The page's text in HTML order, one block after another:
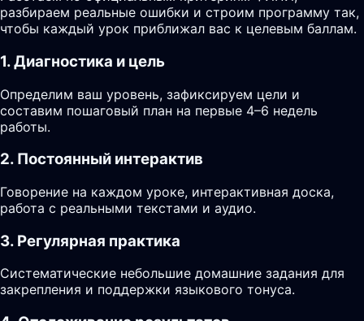
разбираем реальные ошибки и строим программу так,
чтобы каждый урок приближал вас к целевым баллам.
1. Диагностика и цель
Определим ваш уровень, зафиксируем цели и
составим пошаговый план на первые 4–6 недель
работы.
2. Постоянный интерактив
Говорение на каждом уроке, интерактивная доска,
работа с реальными текстами и аудио.
3. Регулярная практика
Систематические небольшие домашние задания для
закрепления и поддержки языкового тонуса.